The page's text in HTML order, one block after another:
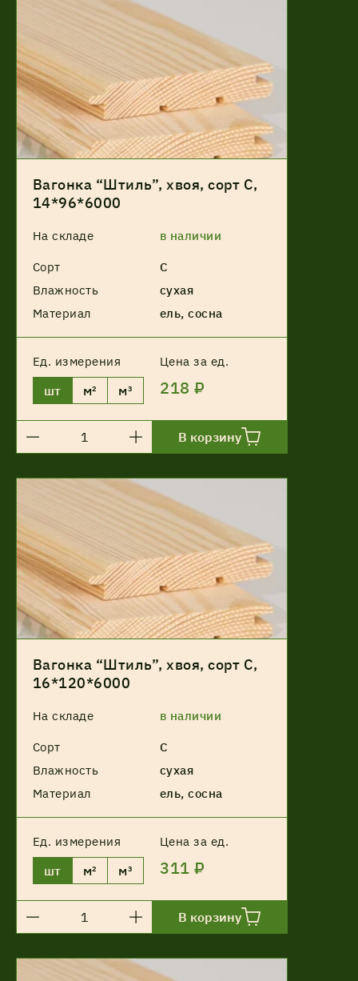
Вагонка “Штиль”, хвоя, сорт С,
14*96*6000
На складе в наличии
Сорт
С
Влажность
сухая
Материал
ель, сосна
Ед. измерения Цена за ед.
шт м² м³ 218 ₽
В корзину
Вагонка “Штиль”, хвоя, сорт С,
16*120*6000
На складе в наличии
Сорт
С
Влажность
сухая
Материал
ель, сосна
Ед. измерения Цена за ед.
шт м² м³ 311 ₽
В корзину